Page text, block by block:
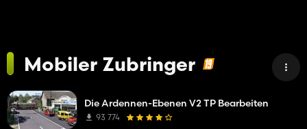
Mobiler Zubringer
Die Ardennen-Ebenen V2 TP Bearbeiten
93 774